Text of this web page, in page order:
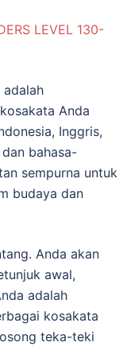
LEVEL 130-
adalah
Anda
Inggris,
bahasa-
sempurna untuk
budaya dan
Anda akan
awal,
adalah
kosakata
teka-teki